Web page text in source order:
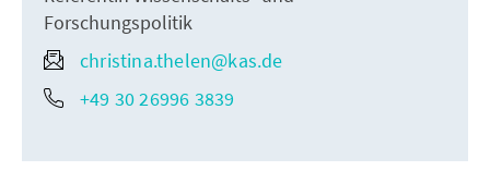
Forschungspolitik
christina.thelen@kas.de
+49 30 26996 3839